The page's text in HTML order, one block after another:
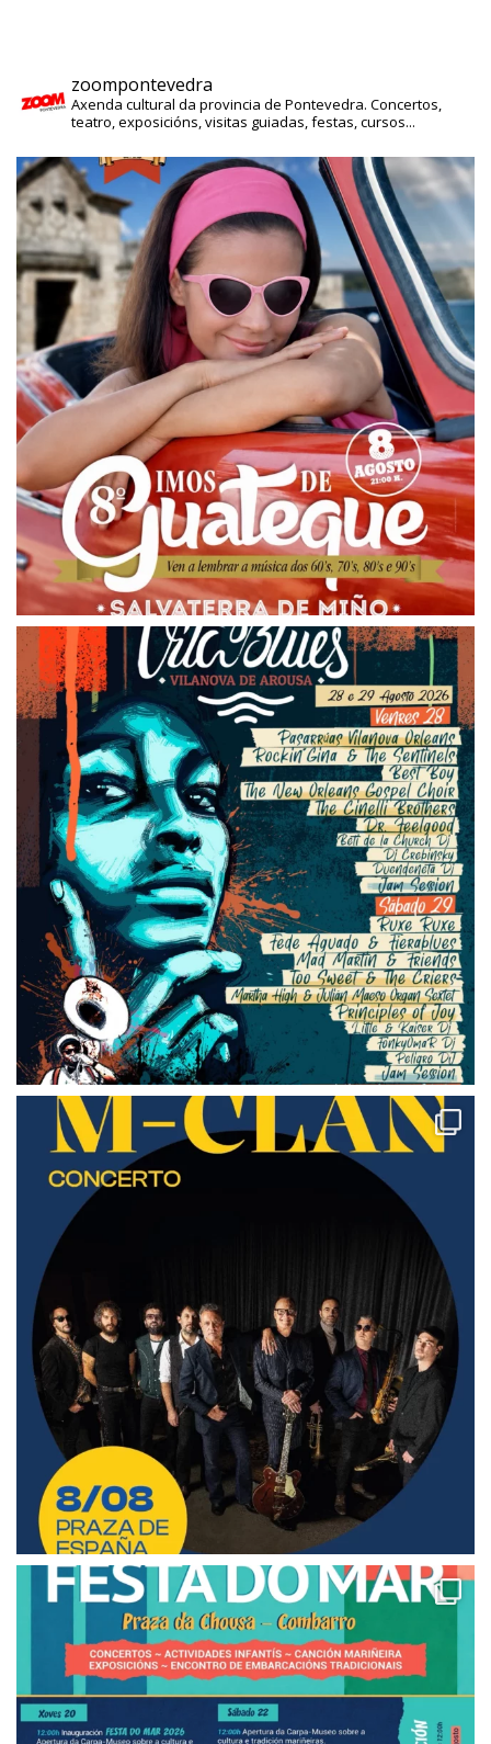
zoompontevedra
Axenda cultural da provincia de Pontevedra. Concertos,
teatro, exposicións, visitas guiadas, festas, cursos...